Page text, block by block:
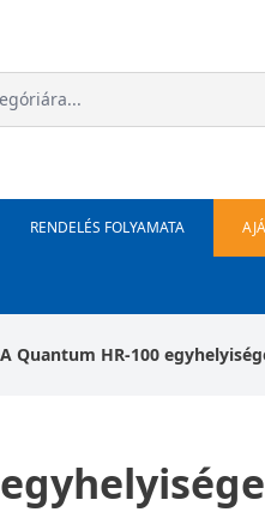
RENDELÉS FOLYAMATA
Quantum HR-100